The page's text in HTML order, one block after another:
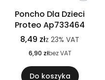
Poncho Dla Dzieci
Proteo Ap733464
8,49 złz 23% VAT
6,90 złbez VAT
Do koszyka